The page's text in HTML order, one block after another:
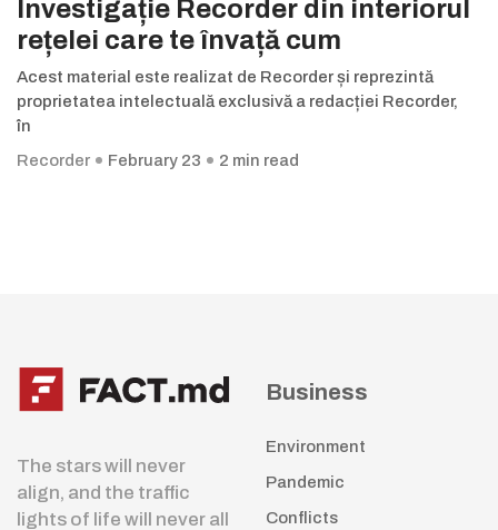
Investigație Recorder din interiorul
rețelei care te învață cum
Acest material este realizat de Recorder și reprezintă
proprietatea intelectuală exclusivă a redacției Recorder,
în
Recorder
February 23 2 min read
The stars will never
align, and the traffic
lights of life will never all
Business
Environment
Pandemic
Conflicts